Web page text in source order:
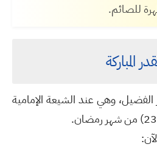
للصائم.
المباركة
الفضيل، وهي عند الشيعة الإمامية